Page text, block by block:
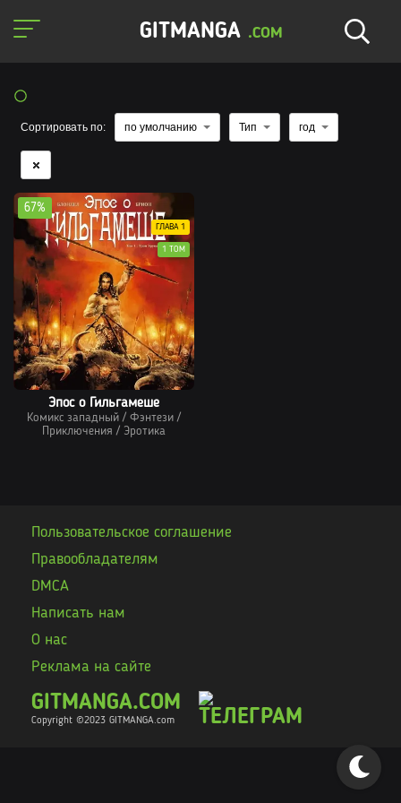
GITMANGA .COM
Сортировать по: по умолчанию Тип год
Эпос о Гильгамеше
Комикс западный / Фэнтези /
Приключения / Эротика
67%
ГЛАВА 1
1 ТОМ
GITMANGA.COM
Copyright ©2023 GITMANGA.com
Пользовательское соглашение
Правообладателям
DMCA
Написать нам
О нас
Реклама на сайте